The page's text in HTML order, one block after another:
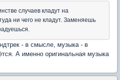
случаев кладут на
ни чего не кладут. Заменяешь
- в смысле, музыка - в
А именно оригинальная музыка